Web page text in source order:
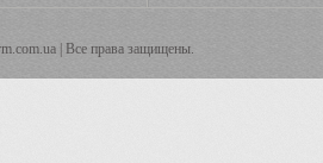
| Все права защищены.